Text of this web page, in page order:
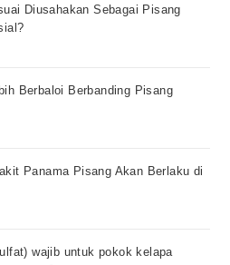
Diusahakan Sebagai Pisang
Berbaloi Berbanding Pisang
Panama Pisang Akan Berlaku di
wajib untuk pokok kelapa